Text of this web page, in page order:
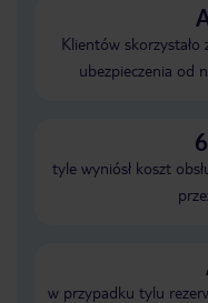
Klientów
ubezpieczenia od
tyle wyniósł koszt
w przypadku tylu